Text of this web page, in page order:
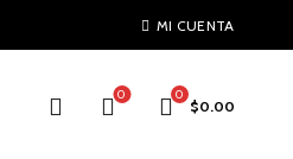
MI CUENTA
0 0
$0.00